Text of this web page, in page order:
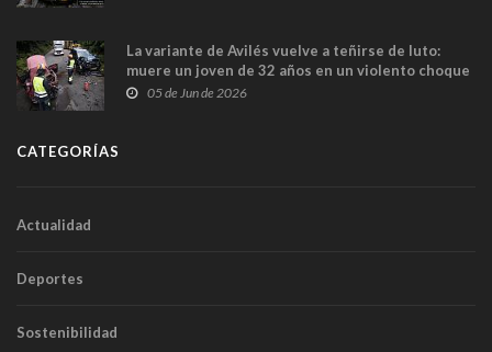
La variante de Avilés vuelve a teñirse de luto:
muere un joven de 32 años en un violento choque
frontal
05 de Jun de 2026
CATEGORÍAS
Actualidad
Deportes
Sostenibilidad